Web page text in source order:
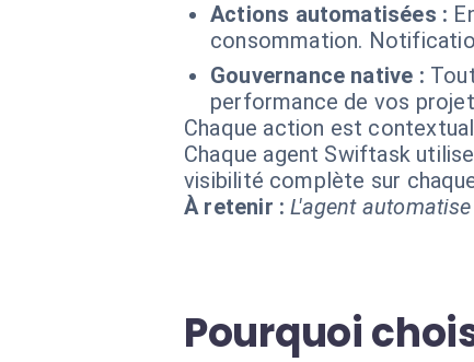
Actions automatisées :
consommation.
Gouvernance native :
performance de vos
Chaque action est
Chaque agent Swiftask
visibilité complète sur
À retenir : L'agent
Pourquoi